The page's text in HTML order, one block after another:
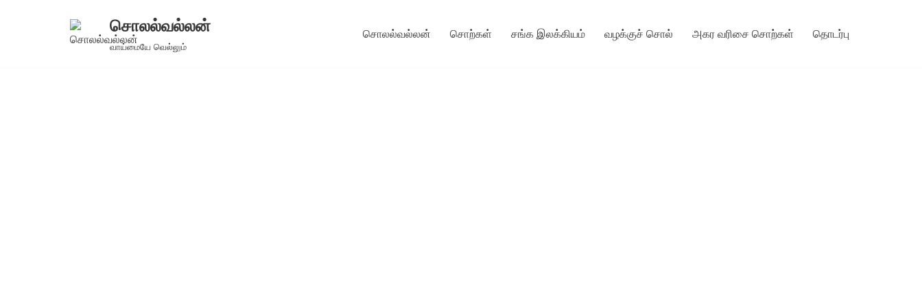
சொலல்வல்லன்
வாய்மையே வெல்லும்
சொலல்வல்லன் சொற்கள் சங்க இலக்கியம் வழக்குச் சொல் அகர வரிசை சொற்கள் தொடர்பு